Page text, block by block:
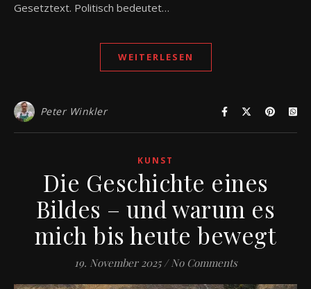
Gesetztext. Politisch bedeutet…
WEITERLESEN
Peter Winkler
KUNST
Die Geschichte eines
Bildes – und warum es
mich bis heute bewegt
19. November 2025 / No Comments